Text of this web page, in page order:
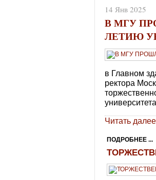
14 Янв 2025
В МГУ
ЛЕТИЮ
в Главном
ректора
Читать далее
ПОДРОБНЕЕ ...